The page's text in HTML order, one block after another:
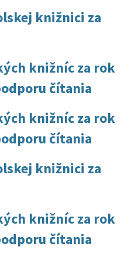
knižnici za
knižníc za rok
čítania
knižníc za rok
čítania
knižnici za
knižníc za rok
čítania